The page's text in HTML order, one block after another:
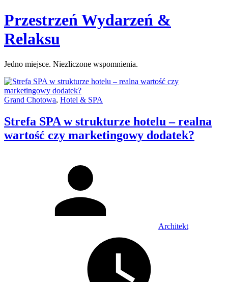
Skip
to
content
Przestrzeń Wydarzeń &
Relaksu
Jedno miejsce. Niezliczone wspomnienia.
Categories:
Grand Chotowa, Hotel & SPA
Strefa SPA w strukturze hotelu – realna
wartość czy marketingowy dodatek?
Architekt